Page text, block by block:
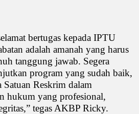
bertugas kepada IPTU
adalah amanah yang harus
tanggung jawab. Segera
program yang sudah baik,
Reskrim dalam
hukum yang profesional,
tegas AKBP Ricky.